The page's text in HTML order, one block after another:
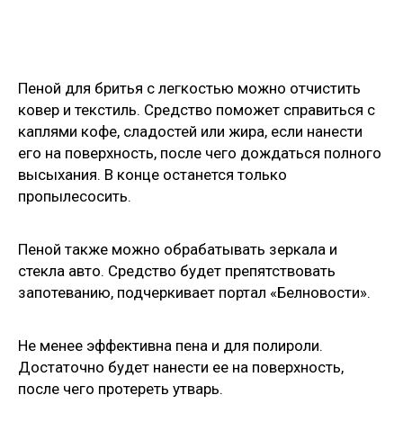
Пеной для бритья с легкостью можно отчистить
ковер и текстиль. Средство поможет справиться с
каплями кофе, сладостей или жира, если нанести
его на поверхность, после чего дождаться полного
высыхания. В конце останется только
пропылесосить.
Пеной также можно обрабатывать зеркала и
стекла авто. Средство будет препятствовать
запотеванию, подчеркивает портал «Белновости».
Не менее эффективна пена и для полироли.
Достаточно будет нанести ее на поверхность,
после чего протереть утварь.